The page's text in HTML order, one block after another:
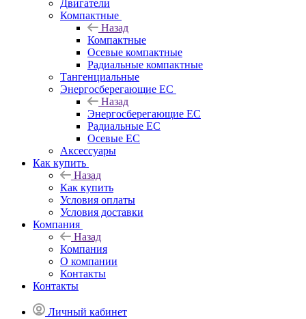
Двигатели
Компактные
Назад
Компактные
Осевые компактные
Радиальные компактные
Тангенциальные
Энергосберегающие EC
Назад
Энергосберегающие EC
Радиальные EC
Осевые EC
Аксессуары
Как купить
Назад
Как купить
Условия оплаты
Условия доставки
Компания
Назад
Компания
О компании
Контакты
Контакты
Личный кабинет